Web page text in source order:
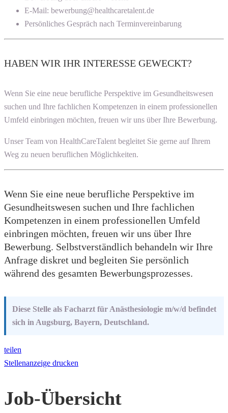
E-Mail: bewerbung@healthcaretalent.de
Persönliches Gespräch nach Terminvereinbarung
HABEN WIR IHR INTERESSE GEWECKT?
Wenn Sie eine neue berufliche Perspektive im Gesundheitswesen
suchen und Ihre fachlichen Kompetenzen in einem professionellen
Umfeld einbringen möchten, freuen wir uns über Ihre Bewerbung.
Unser Team von HealthCareTalent begleitet Sie gerne auf Ihrem
Weg zu neuen beruflichen Möglichkeiten.
Wenn Sie eine neue berufliche Perspektive im
Gesundheitswesen suchen und Ihre fachlichen
Kompetenzen in einem professionellen Umfeld
einbringen möchten, freuen wir uns über Ihre
Bewerbung. Selbstverständlich behandeln wir Ihre
Anfrage diskret und begleiten Sie persönlich
während des gesamten Bewerbungsprozesses.
Diese Stelle als Facharzt für Anästhesiologie m/w/d befindet
sich in Augsburg, Bayern, Deutschland.
teilen
Stellenanzeige drucken
Job-Übersicht